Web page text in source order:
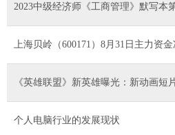
2023中级经济师《工商管理》默写本
上海贝岭（600171）8月31日主力资
《英雄联盟》新英雄曝光：新动画短
个人电脑行业的发展现状